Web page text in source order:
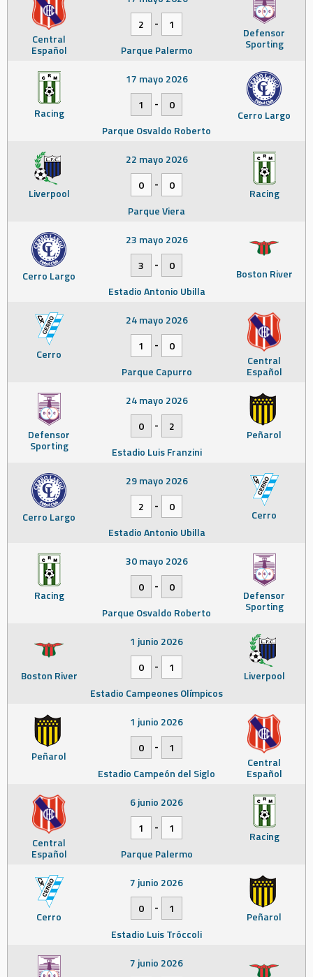
Central
Español
Defensor
Sporting
2
-
1
Parque Palermo
Racing Cerro Largo
17 mayo 2026
1
-
0
Parque Osvaldo Roberto
Liverpool Racing
22 mayo 2026
0
-
0
Parque Viera
Cerro Largo Boston River
23 mayo 2026
3
-
0
Estadio Antonio Ubilla
Cerro Central
Español
24 mayo 2026
1
-
0
Parque Capurro
Defensor
Sporting
Peñarol
24 mayo 2026
0
-
2
Estadio Luis Franzini
Cerro Largo Cerro
29 mayo 2026
2
-
0
Estadio Antonio Ubilla
Racing Defensor
Sporting
30 mayo 2026
0
-
0
Parque Osvaldo Roberto
Boston River Liverpool
1 junio 2026
0
-
1
Estadio Campeones Olímpicos
Peñarol Central
Español
1 junio 2026
0
-
1
Estadio Campeón del Siglo
Central
Español
Racing
6 junio 2026
1
-
1
Parque Palermo
Cerro Peñarol
7 junio 2026
0
-
1
Estadio Luis Tróccoli
7 junio 2026